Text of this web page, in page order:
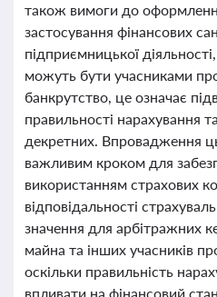
також вимоги до
застосування фінансових
підприємницької
можуть бути учасниками
банкрутство, це означає
правильності нарахування
декретних. Впровадження
важливим кроком для
використанням страхових
відповідальності
значення для арбітражних
майна та інших учасників
оскільки правильність
впливати на фінансовий